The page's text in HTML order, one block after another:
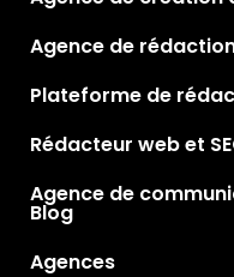
Agence de
Plateforme de
Rédacteur web et
Agence de
Blog
Agences